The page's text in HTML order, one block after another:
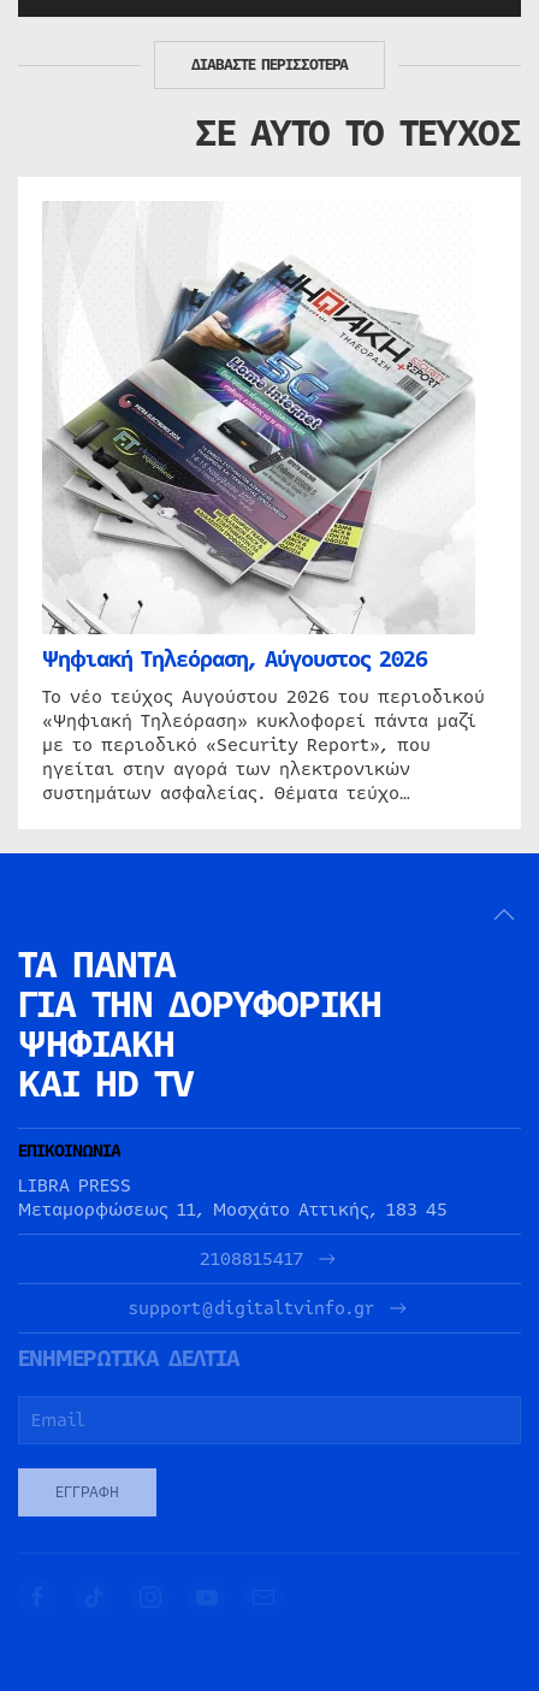
ΔΙΑΒΑΣΤΕ ΠΕΡΙΣΣΟΤΕΡΑ
ΣΕ ΑΥΤΟ ΤΟ ΤΕΥΧΟΣ
Ψηφιακή Τηλεόραση, Αύγουστος 2026
Το νέο τεύχος Αυγούστου 2026 του περιοδικού
«Ψηφιακή Τηλεόραση» κυκλοφορεί πάντα μαζί
με το περιοδικό «Security Report», που
ηγείται στην αγορά των ηλεκτρονικών
συστημάτων ασφαλείας. Θέματα τεύχο…
ΤΑ ΠΑΝΤΑ
ΓΙΑ ΤΗΝ ΔΟΡΥΦΟΡΙΚΗ
ΨΗΦΙΑΚΗ
ΚΑΙ HD TV
ΕΠΙΚΟΙΝΩΝΙΑ
LIBRA PRESS
Μεταμορφώσεως 11, Μοσχάτο Αττικής, 183 45
2108815417
support@digitaltvinfo.gr
ΕΝΗΜΕΡΩΤΙΚΑ ΔΕΛΤΙΑ
ΕΓΓΡΑΦΉ